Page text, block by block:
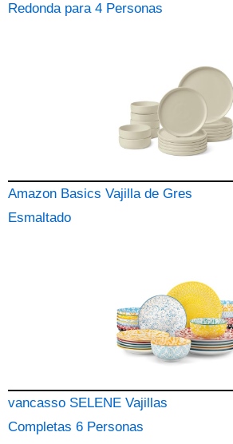
Redonda para 4 Personas
Amazon Basics Vajilla de Gres
Esmaltado
vancasso SELENE Vajillas
Completas 6 Personas